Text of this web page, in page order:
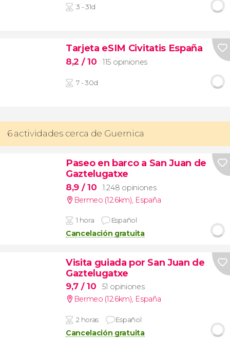
3 - 31d
Tarjeta eSIM Civitatis España
8,2 / 10 115 opiniones
7 - 30d
6 actividades cerca de Guernica
Paseo en barco a San Juan de
Gaztelugatxe
8,9 / 10
1.248 opiniones
Bermeo (12.6km) España
1 hora Español
Cancelación gratuita
Visita guiada por San Juan de
Gaztelugatxe
9,7 / 10
51 opiniones
Bermeo (12.6km), España
2 horas Español
Cancelación gratuita